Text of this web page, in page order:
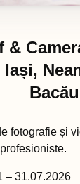
&
Iași,
Bacău
fotografie și
– 31.07.2026